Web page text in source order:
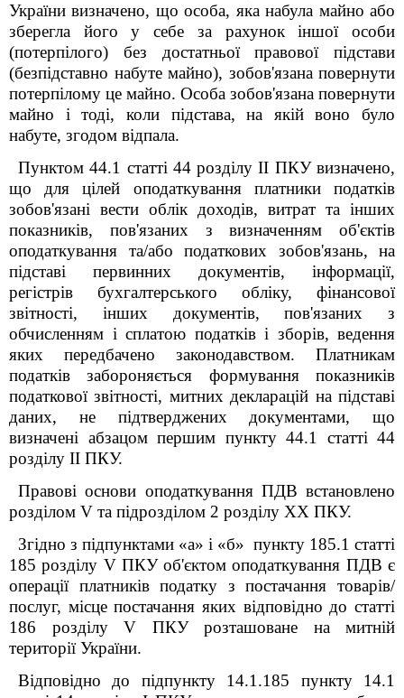
України визначено, що особа, яка набула майно або
зберегла його у себе за рахунок іншої особи
(потерпілого) без достатньої правової підстави
(безпідставно набуте майно), зобов'язана повернути
потерпілому це майно. Особа зобов'язана повернути
майно і тоді, коли підстава, на якій воно було
набуте, згодом відпала.
Пунктом 44.1 статті 44 розділу II ПКУ визначено,
що для цілей оподаткування платники податків
зобов'язані вести облік доходів, витрат та інших
показників, пов'язаних з визначенням об'єктів
оподаткування та/або податкових зобов'язань, на
підставі первинних документів, інформації,
регістрів бухгалтерського обліку, фінансової
звітності, інших документів, пов'язаних з
обчисленням і сплатою податків і зборів, ведення
яких передбачено законодавством. Платникам
податків забороняється формування показників
податкової звітності, митних декларацій на підставі
даних, не підтверджених документами, що
визначені абзацом першим пункту 44.1 статті 44
розділу II ПКУ.
Правові основи оподаткування ПДВ встановлено
розділом V та підрозділом 2 розділу XX ПКУ.
Згідно з підпунктами «а» і «б» пункту 185.1 статті
185 розділу V ПКУ об'єктом оподаткування ПДВ є
операції платників податку з постачання товарів/
послуг, місце постачання яких відповідно до статті
186 розділу V ПКУ розташоване на митній
території України.
Відповідно до підпункту 14.1.185 пункту 14.1